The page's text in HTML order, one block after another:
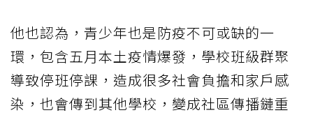
他也認為，青少年也是防疫不可或缺的一
環，包含五月本土疫情爆發，學校班級群聚
導致停班停課，造成很多社會負擔和家戶感
染，也會傳到其他學校，變成社區傳播鏈重